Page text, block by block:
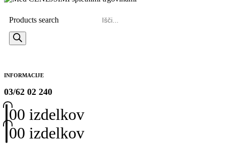
Products search
INFORMACIJE
03/62 02 240
00 izdelkov
00 izdelkov